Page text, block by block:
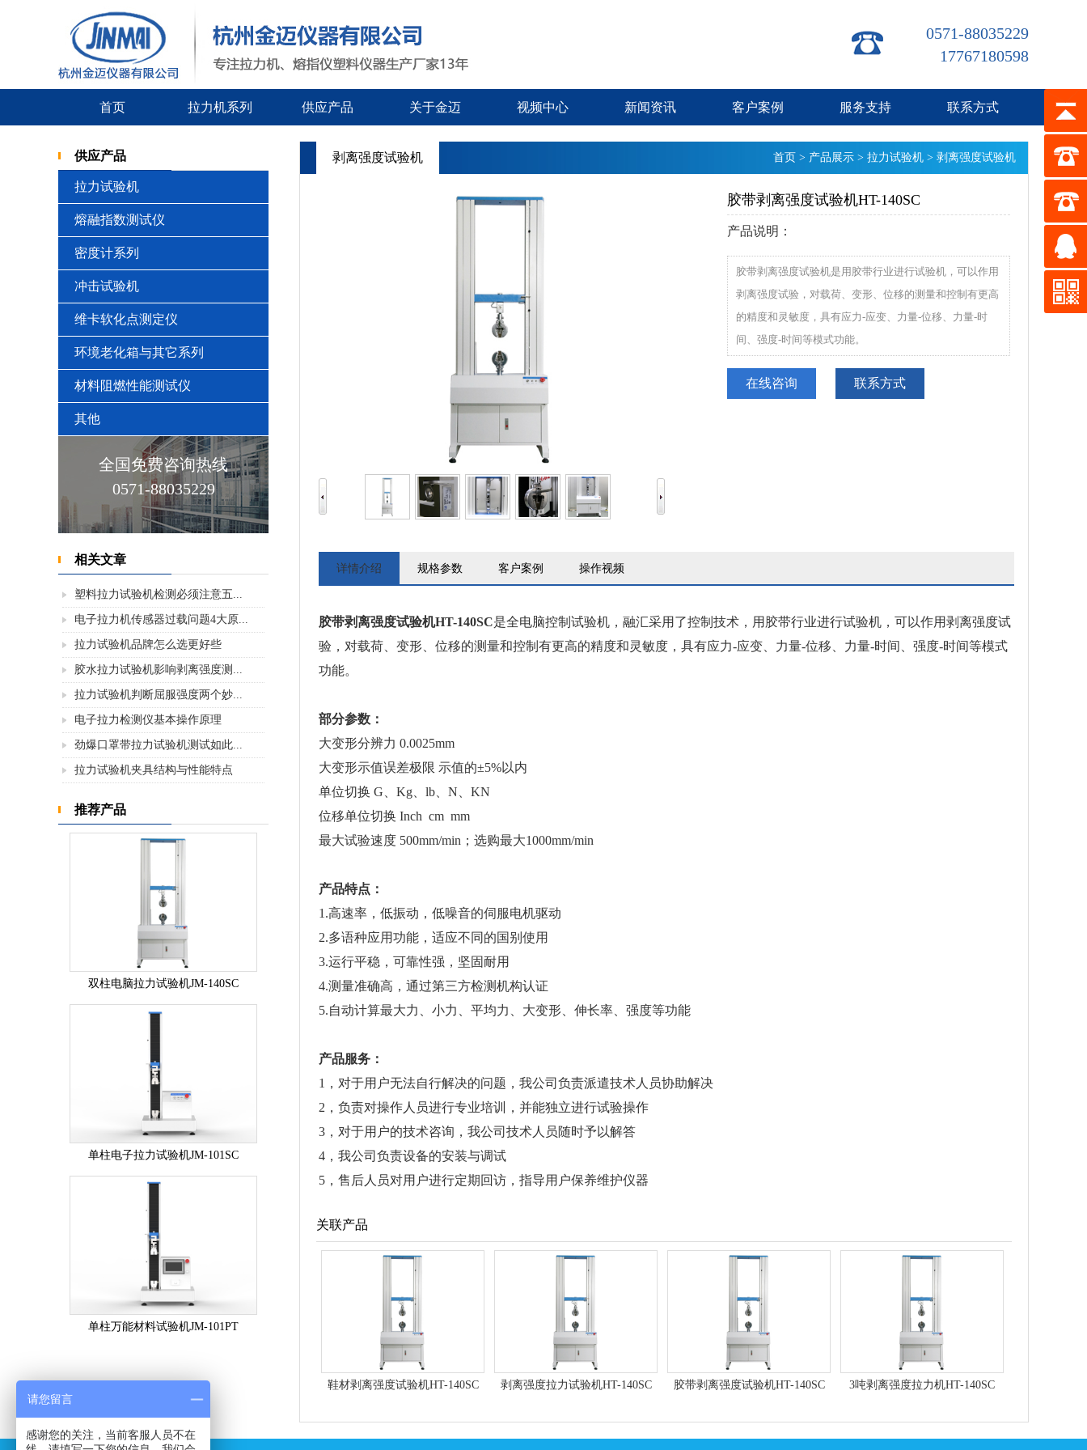
0571-88035229
17767180598
首页 拉力机系列 供应产品 关于金迈 视频中心 新闻资讯 客户案例 服务支持 联系方式
供应产品
拉力试验机
熔融指数测试仪
密度计系列
冲击试验机
维卡软化点测定仪
环境老化箱与其它系列
材料阻燃性能测试仪
其他
全国免费咨询热线
0571-88035229
相关文章
塑料拉力试验机检测必须注意五...
电子拉力机传感器过载问题4大原...
拉力试验机品牌怎么选更好些
胶水拉力试验机影响剥离强度测...
拉力试验机判断屈服强度两个妙...
电子拉力检测仪基本操作原理
劲爆口罩带拉力试验机测试如此...
拉力试验机夹具结构与性能特点
推荐产品
双柱电脑拉力试验机JM-140SC
单柱电子拉力试验机JM-101SC
单柱万能材料试验机JM-101PT
剥离强度试验机 首页 > 产品展示 > 拉力试验机 > 剥离强度试验机
胶带剥离强度试验机HT-140SC
产品说明：
胶带剥离强度试验机是用胶带行业进行试验机，可以作用
剥离强度试验，对载荷、变形、位移的测量和控制有更高
的精度和灵敏度，具有应力-应变、力量-位移、力量-时
间、强度-时间等模式功能。
在线咨询 联系方式
详情介绍 规格参数 客户案例 操作视频
胶带剥离强度试验机HT-140SC是全电脑控制试验机，融汇采用了控制技术，用胶带行业进行试验机，可以作用剥离强度试
验，对载荷、变形、位移的测量和控制有更高的精度和灵敏度，具有应力-应变、力量-位移、力量-时间、强度-时间等模式
功能。
部分参数：
大变形分辨力 0.0025mm
大变形示值误差极限 示值的±5%以内
单位切换 G、Kg、lb、N、KN
位移单位切换 Inch cm mm
最大试验速度 500mm/min；选购最大1000mm/min
产品特点：
1.高速率，低振动，低噪音的伺服电机驱动
2.多语种应用功能，适应不同的国别使用
3.运行平稳，可靠性强，坚固耐用
4.测量准确高，通过第三方检测机构认证
5.自动计算最大力、小力、平均力、大变形、伸长率、强度等功能
产品服务：
1，对于用户无法自行解决的问题，我公司负责派遣技术人员协助解决
2，负责对操作人员进行专业培训，并能独立进行试验操作
3，对于用户的技术咨询，我公司技术人员随时予以解答
4，我公司负责设备的安装与调试
5，售后人员对用户进行定期回访，指导用户保养维护仪器
关联产品
鞋材剥离强度试验机HT-140SC 剥离强度拉力试验机HT-140SC 胶带剥离强度试验机HT-140SC 3吨剥离强度拉力机HT-140SC
请您留言
感谢您的关注，当前客服人员不在